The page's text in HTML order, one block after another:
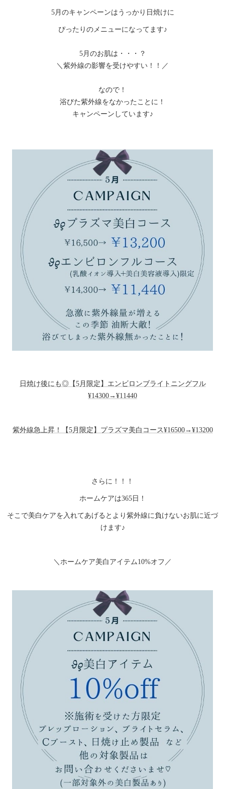
5月のキャンペーンはうっかり日焼けに
ぴったりのメニューになってます♪
5月のお肌は・・・？
＼紫外線の影響を受けやすい！！／
なので！
浴びた紫外線をなかったことに！
キャンペーンしています♪
日焼け後にも◎【5月限定】エンビロンブライトニングフル
¥14300→¥11440
紫外線急上昇！【5月限定】プラズマ美白コース¥16500→¥13200
さらに！！！
ホームケアは365日！
そこで美白ケアを入れてあげるとより紫外線に負けないお肌に近づ
けます♪
＼ホームケア美白アイテム10%オフ／